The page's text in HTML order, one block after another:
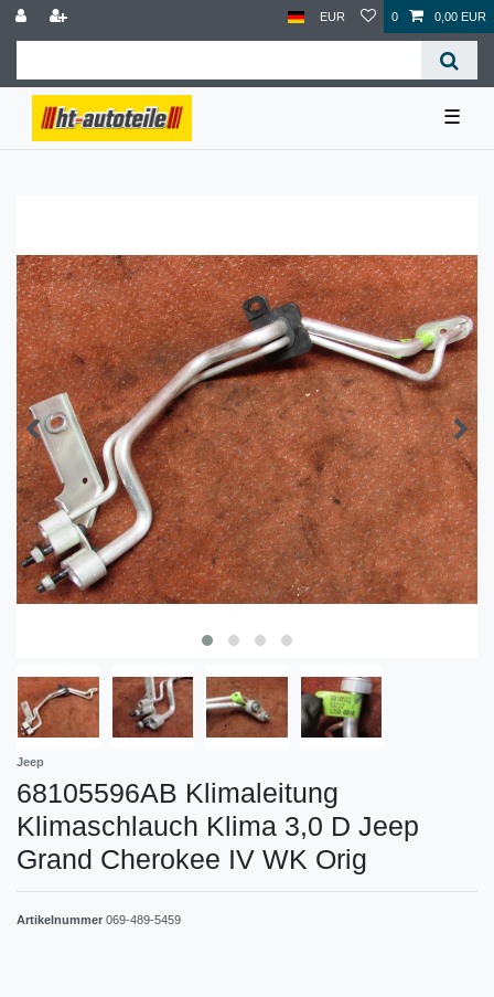
EUR 0 0,00 EUR
☰
Jeep
68105596AB Klimaleitung
Klimaschlauch Klima 3,0 D Jeep
Grand Cherokee IV WK Orig
Artikelnummer 069-489-5459